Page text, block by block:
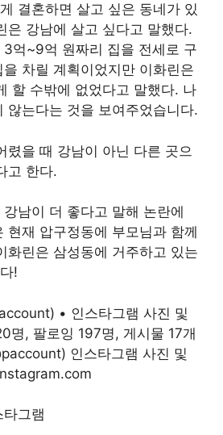
결혼하면 살고 싶은 동네가 있
은 강남에 살고 싶다고 말했다.
3억~9억 원짜리 집을 전세로 구
차릴 계획이었지만 이화린은
할 수밖에 없었다고 말했다. 나
않는다는 것을 보여주었습니다.
렸을 때 강남이 아닌 다른 곳으
고 한다.
남이 더 좋다고 말해 논란에
현재 압구정동에 부모님과 함께
화린은 삼성동에 거주하고 있는
!
• 인스타그램 사진 및
명, 팔로잉 197명, 게시물 17개
인스타그램 사진 및
그램